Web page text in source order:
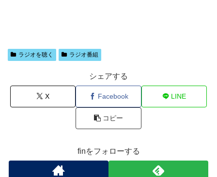
ラジオを聴く ラジオ番組
シェアする
X Facebook LINE
コピー
finをフォローする